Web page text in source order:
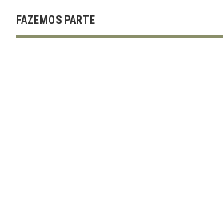
FAZEMOS PARTE